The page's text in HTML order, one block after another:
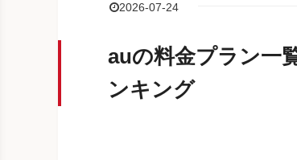
2026-07-24
auの料金プラン一
ンキング